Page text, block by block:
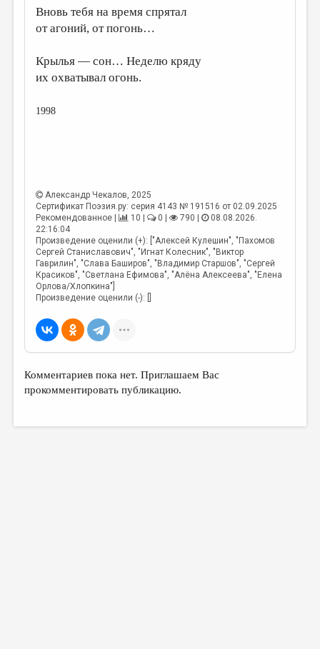
Вновь тебя на время спрятал
от агоний, от погонь…
Крылья — сон… Неделю кряду
их охватывал огонь.
1998
Александр Чекалов , 2025
Сертификат Поэзия.ру: серия 4143 № 191516 от 02.09.2025
Рекомендованное |
10 | 0 | 790 |
08.08.2026.
22:16:04
Произведение оценили (+): ["Алексей Кулешин", "Пахомов
Сергей Станиславович", "Игнат Колесник", "Виктор
Гаврилин", "Слава Баширов", "Владимир Старшов", "Сергей
Красиков", "Светлана Ефимова", "Алёна Алексеева", "Елена
Орлова/Хлопкина"]
Произведение оценили (-): []
Комментариев пока нет. Приглашаем Вас
прокомментировать публикацию.